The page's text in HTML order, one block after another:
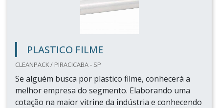
PLASTICO FILME
CLEANPACK / PIRACICABA - SP
Se alguém busca por plastico filme, conhecerá a
melhor empresa do segmento. Elaborando uma
cotação na maior vitrine da indústria e conhecendo